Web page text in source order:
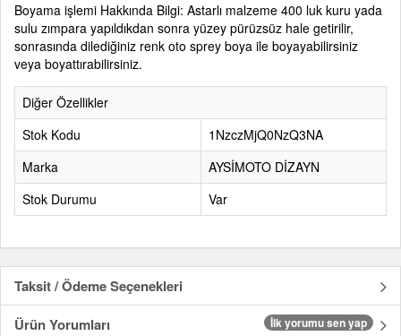
Boyama işlemi Hakkında Bilgi: Astarlı malzeme 400 luk kuru yada
sulu zımpara yapıldıkdan sonra yüzey pürüzsüz hale getirilir,
sonrasında dilediğiniz renk oto sprey boya ile boyayabilirsiniz
veya boyattırabilirsiniz.
Diğer Özellikler
Stok Kodu
1NzczMjQ0NzQ3NA
Marka
AYSİMOTO DİZAYN
Stok Durumu
Var
Taksit / Ödeme Seçenekleri
Ürün Yorumları
İlk yorumu sen yap